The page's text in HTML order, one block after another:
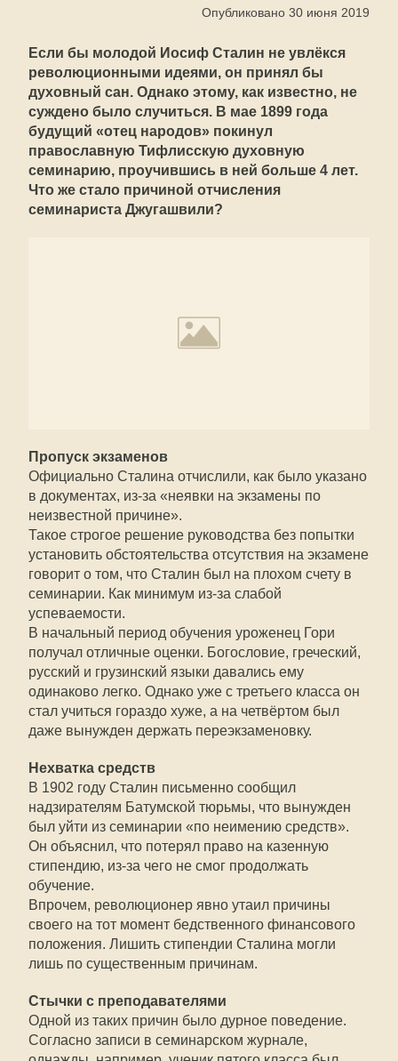
Опубликовано 30 июня 2019
Если бы молодой Иосиф Сталин не увлёкся
революционными идеями, он принял бы
духовный сан. Однако этому, как известно, не
суждено было случиться. В мае 1899 года
будущий «отец народов» покинул
православную Тифлисскую духовную
семинарию, проучившись в ней больше 4 лет.
Что же стало причиной отчисления
семинариста Джугашвили?
Пропуск экзаменов
Официально Сталина отчислили, как было указано
в документах, из-за «неявки на экзамены по
неизвестной причине».
Такое строгое решение руководства без попытки
установить обстоятельства отсутствия на экзамене
говорит о том, что Сталин был на плохом счету в
семинарии. Как минимум из-за слабой
успеваемости.
В начальный период обучения уроженец Гори
получал отличные оценки. Богословие, греческий,
русский и грузинский языки давались ему
одинаково легко. Однако уже с третьего класса он
стал учиться гораздо хуже, а на четвёртом был
даже вынужден держать переэкзаменовку.
Нехватка средств
В 1902 году Сталин письменно сообщил
надзирателям Батумской тюрьмы, что вынужден
был уйти из семинарии «по неимению средств».
Он объяснил, что потерял право на казенную
стипендию, из-за чего не смог продолжать
обучение.
Впрочем, революционер явно утаил причины
своего на тот момент бедственного финансового
положения. Лишить стипендии Сталина могли
лишь по существенным причинам.
Стычки с преподавателями
Одной из таких причин было дурное поведение.
Согласно записи в семинарском журнале,